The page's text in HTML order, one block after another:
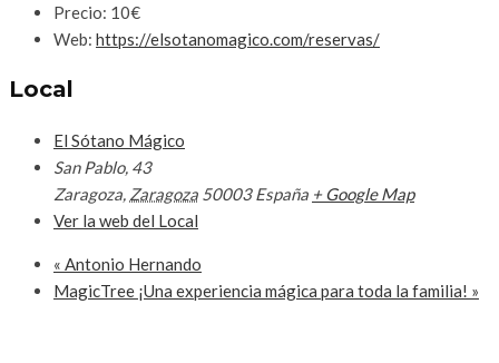
Precio: 10€
Web: https://elsotanomagico.com/reservas/
Local
El Sótano Mágico
San Pablo, 43
Zaragoza, Zaragoza 50003 España + Google Map
Ver la web del Local
« Antonio Hernando
MagicTree ¡Una experiencia mágica para toda la familia! »